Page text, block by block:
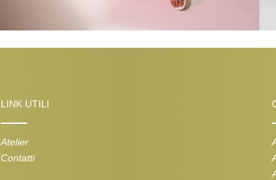
LINK UTILI
Atelier
Contatti